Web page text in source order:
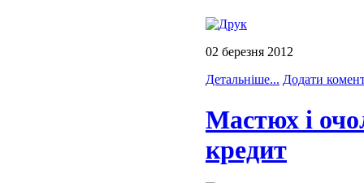
02 березня 2012
Детальніше... Додати
Мастюх і
кредит